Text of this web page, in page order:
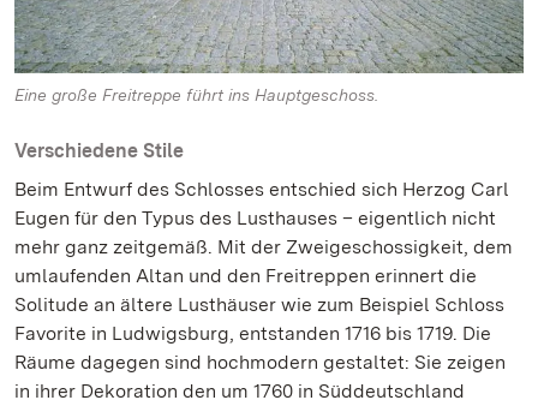
Eine große Freitreppe führt ins Hauptgeschoss.
Verschiedene Stile
Beim Entwurf des Schlosses entschied sich Herzog Carl
Eugen für den Typus des Lusthauses – eigentlich nicht
mehr ganz zeitgemäß. Mit der Zweigeschossigkeit, dem
umlaufenden Altan und den Freitreppen erinnert die
Solitude an ältere Lusthäuser wie zum Beispiel Schloss
Favorite in Ludwigsburg, entstanden 1716 bis 1719. Die
Räume dagegen sind hochmodern gestaltet: Sie zeigen
in ihrer Dekoration den um 1760 in Süddeutschland